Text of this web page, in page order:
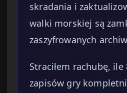
skradania i
walki morskiej są
zaszyfrowanych
Straciłem rachubę,
zapisów gry